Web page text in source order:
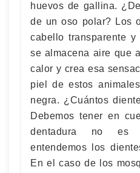
huevos de gallina.
de un oso polar? Los
cabello transparente
se almacena aire que
calor y crea esa
piel de estos
negra. ¿Cuántos
Debemos tener en
dentadura no es
entendemos los
En el caso de los